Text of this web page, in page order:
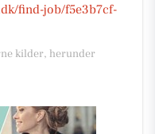
find-job/f5e3b7cf-
kilder, herunder